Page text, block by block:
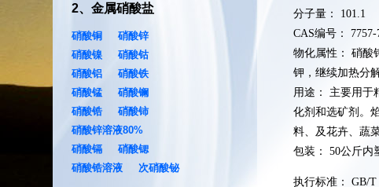
2、金属硝酸盐
硝酸铜
硝酸锌
硝酸镍
硝酸钴
硝酸铝
硝酸铁
硝酸锰
硝酸镧
硝酸锆
硝酸铈
硝酸锌溶液80%
硝酸镉
硝酸锶
硝酸锆溶液
次硝酸铋
分子量： 101.1
CAS编号： 7757-
物化属性： 硝酸
钾，继续加热分
用途： 主要用于
化剂和选矿剂。
料、及花卉、蔬
包装： 50公斤内
执行标准： GB/T